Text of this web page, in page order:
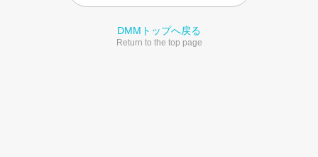
DMMトップへ戻る
Return to the top page